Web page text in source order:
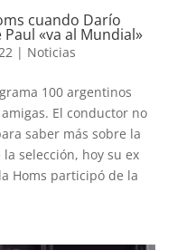
cuando Darío
«va al Mundial»
| Noticias
100 argentinos
El conductor no
saber más sobre la
selección, hoy su ex
Homs participó de la